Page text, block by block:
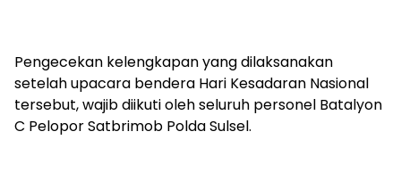
Pengecekan kelengkapan yang dilaksanakan
setelah upacara bendera Hari Kesadaran Nasional
tersebut, wajib diikuti oleh seluruh personel Batalyon
C Pelopor Satbrimob Polda Sulsel.